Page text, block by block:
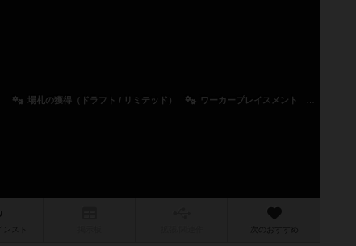
場札の獲得（ドラフト / リミテッド） ワーカープレイスメント
次のおすすめ